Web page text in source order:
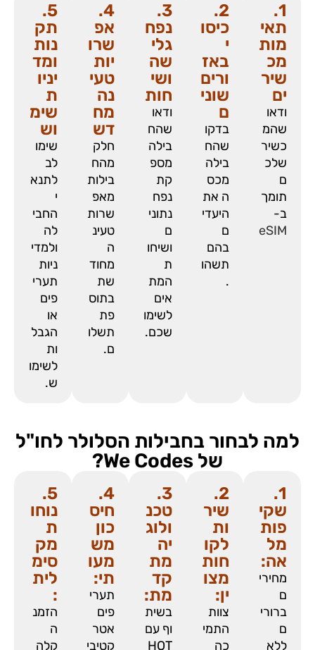
1.
תאי
מות
מכ
שיר
ים
ודאו
שהמ
כשיר
שלכ
ם
תומך
ב-
eSIM
2.
כיסו
י
באז
ורים
שוני
ם
בדקו
שהח
בילה
מכס
ה את
היעדי
ם
בהם
תשהו
.
3.
נפח
גלי
שה
ושי
חות
ודאו
שהח
בילה
מספ
קת
נפח
נתוני
ם
ושיחו
ת
המת
אים
לשימו
שכם.
4.
אפ
שרו
יות
טעי
נה
מח
דש
חלק
מהח
בילות
מאפ
שרות
טעינ
ה
מחוד
שת
בתוס
פת
תשלו
ם.
5.
תק
נות
ומד
יניו
ת
שימ
וש
שימו
לב
לתנא
י
החבי
לה
ולמדי
ניות
תערי
פים
או
הגבל
ות
לשימו
ש.
למה לבחור בחבילות הסלולר לחו"ל
של We Codes?
1.
שקי
פות
מל
אה:
מחירי
ם
ברורי
ם
ללא
2.
שיר
ות
לקו
חות
מצו
ין:
צוות
התמי
כה
3.
טכנ
ולוג
יה
מת
קד
מת:
בשית
וף עם
HOT
4.
חיס
כון
מש
מעו
תי:
תערי
פים
אטר
קטיבי
5.
נוחו
ת
מק
סימ
לית
:
הזמנ
ה
קלה